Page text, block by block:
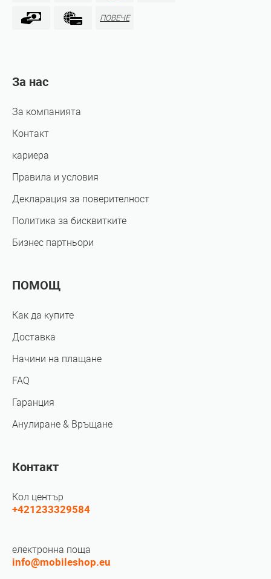
ПОВЕЧЕ
За нас
За компанията
Контакт
кариера
Правила и условия
Декларация за поверителност
Политика за бисквитките
Бизнес партньори
ПОМОЩ
Как да купите
Доставка
Начини на плащане
FAQ
Гаранция
Анулиране & Връщане
Контакт
Кол център
+421233329584
електронна поща
info@mobileshop.eu